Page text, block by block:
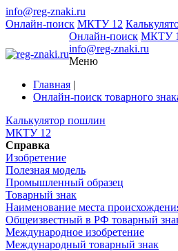
info@reg-znaki.ru
Онлайн-поиск МКТУ 12
Онлайн-поиск МКТУ
info@reg-znaki.ru
Меню
Главная |
Онлайн-поиск товарного
Калькулятор пошлин
МКТУ 12
Справка
Изобретение
Полезная модель
Промышленный образец
Товарный знак
Наименование места
Общеизвестный в РФ товарный
Международное изобретение
Международный товарный знак